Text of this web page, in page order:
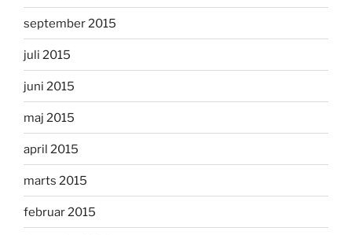
september 2015
juli 2015
juni 2015
maj 2015
april 2015
marts 2015
februar 2015